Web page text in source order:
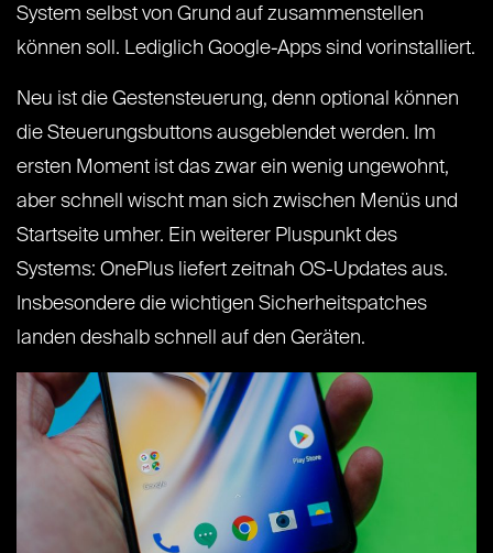
System selbst von Grund auf zusammenstellen
können soll. Lediglich Google-Apps sind vorinstalliert.
Neu ist die Gestensteuerung, denn optional können
die Steuerungsbuttons ausgeblendet werden. Im
ersten Moment ist das zwar ein wenig ungewohnt,
aber schnell wischt man sich zwischen Menüs und
Startseite umher. Ein weiterer Pluspunkt des
Systems: OnePlus liefert zeitnah OS-Updates aus.
Insbesondere die wichtigen Sicherheitspatches
landen deshalb schnell auf den Geräten.